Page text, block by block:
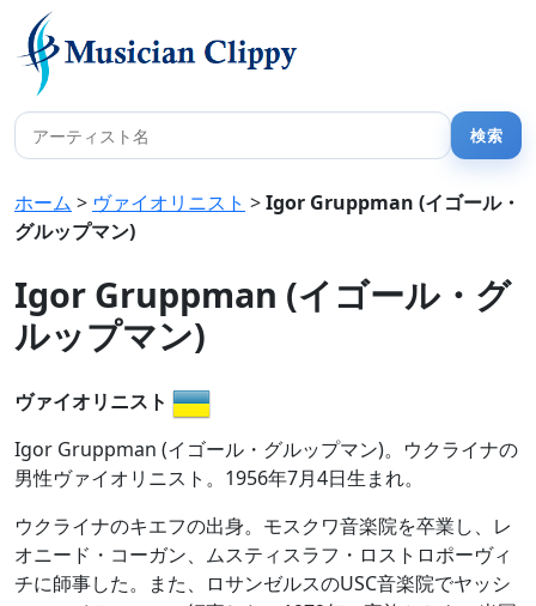
ホーム > ヴァイオリニスト >Igor Gruppman (イゴール・
グルップマン)
Igor Gruppman (イゴール・グ
ルップマン)
ヴァイオリニスト
Igor Gruppman (イゴール・グルップマン)。ウクライナの
男性ヴァイオリニスト。1956年7月4日生まれ。
ウクライナのキエフの出身。モスクワ音楽院を卒業し、レ
オニード・コーガン、ムスティスラフ・ロストロポーヴィ
チに師事した。また、ロサンゼルスのUSC音楽院でヤッシ